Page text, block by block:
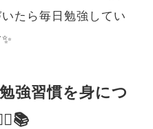
たら毎日勉強してい
強習慣を身につ